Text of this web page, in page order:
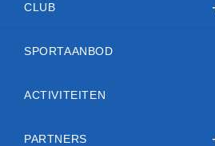
CLUB
SPORTAANBOD
ACTIVITEITEN
PARTNERS